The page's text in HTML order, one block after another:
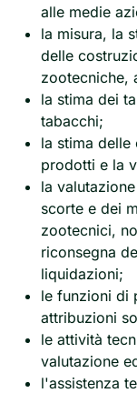
alle medie
la misura, la
delle
zootecniche,
la stima dei
tabacchi;
la stima
prodotti e la
la
scorte e dei
zootecnici,
riconsegna
liquidazioni;
le funzioni di
attribuzioni
le attività
valutazione
l'assistenza